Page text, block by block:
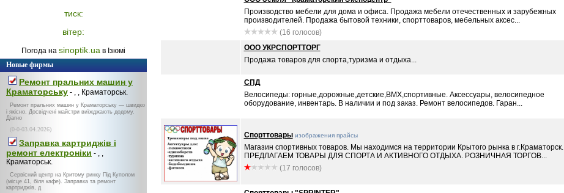
тиск:
вітер:
Погода на sinoptik.ua в Ізюмі
Новые фирмы
Ремонт пральних машин у
Краматорську - , , Краматорськ.
Ремонт пральних машин у Краматорську — швидко
і якісно. Досвідчені майстри виїжджають додому.
Діагно
(0-0-03.04.2026)
Заправка картриджів і
ремонт електроніки - , ,
Краматорськ.
Сервісний центр на Критому ринку Під Куполом
(місце 41, біля кафе). Заправка та ремонт
картриджів, д
Производство мебели для дома и офиса. Продажа мебели отечественных и зарубежных
производителей. Продажа бытовой техники, спорттоваров, мебельных аксес...
(16 голосов)
ООО УКРСПОРТТОРГ
Продажа товаров для спорта,туризма и отдыха...
СПД
Велосипеды: горные,дорожные,детские,BMX,спортивные. Аксессуары, велосипедное
оборудование, инвентарь. В наличии и под заказ. Ремонт велосипедов. Гаран...
Спорттовары изображения прайсы
Магазин спортивных товаров. Мы находимся на территории Крытого рынка в г.Краматорск.
ПРЕДЛАГАЕМ ТОВАРЫ ДЛЯ СПОРТА И АКТИВНОГО ОТДЫХА. РОЗНИЧНАЯ ТОРГОВ...
(17 голосов)